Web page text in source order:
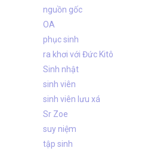
nguồn gốc
OA
phục sinh
ra khơi với Đức Kitô
Sinh nhật
sinh viên
sinh viên lưu xá
Sr Zoe
suy niệm
tập sinh